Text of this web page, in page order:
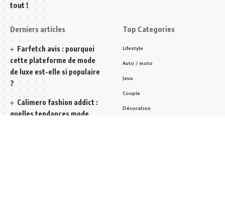
tout !
Derniers articles
Farfetch avis : pourquoi
cette plateforme de mode
de luxe est-elle si populaire
?
Calimero fashion addict :
quelles tendances mode
Top Categories
Lifestyle
Auto / moto
Jeux
Couple
Décoration